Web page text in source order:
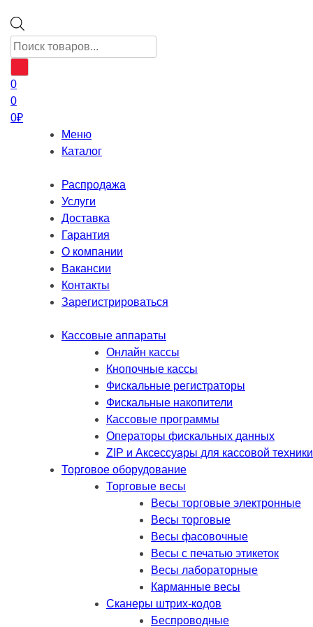
Поиск
товаров
0
0
0₽
Меню
Каталог
Распродажа
Услуги
Доставка
Гарантия
О компании
Вакансии
Контакты
Зарегистрироваться
Кассовые аппараты
Онлайн кассы
Кнопочные кассы
Фискальные регистраторы
Фискальные накопители
Кассовые программы
Операторы фискальных данных
ZIP и Аксессуары для кассовой техники
Торговое оборудование
Торговые весы
Весы торговые электронные
Весы торговые
Весы фасовочные
Весы с печатью этикеток
Весы лабораторные
Карманные весы
Сканеры штрих-кодов
Беспроводные